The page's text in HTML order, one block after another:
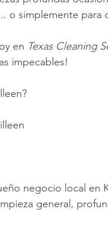
o simplemente para
en Texas Cleaning
impecables!
negocio local en
general,